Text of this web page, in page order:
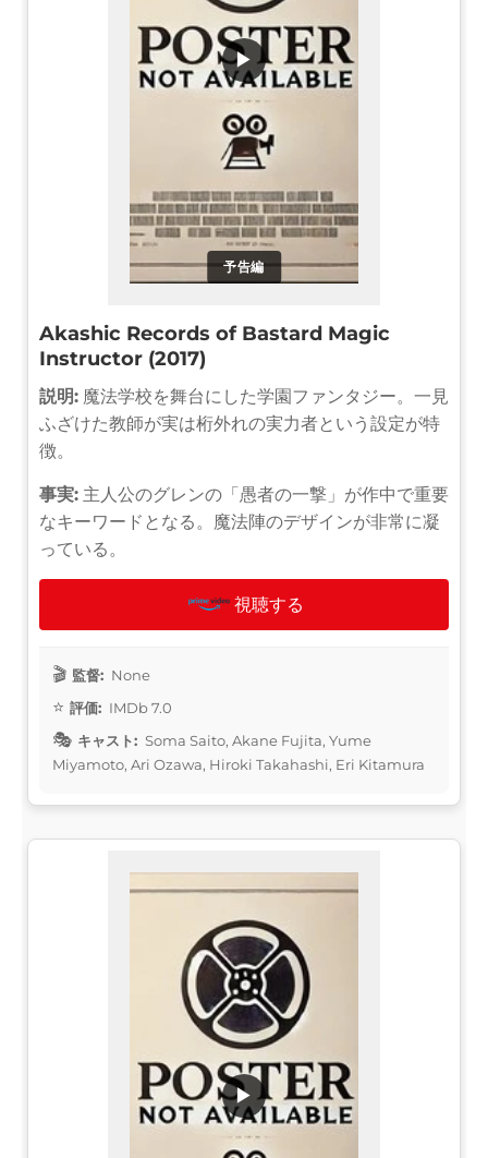
予告編
▶
Akashic Records of Bastard Magic
Instructor (2017)
説明: 魔法学校を舞台にした学園ファンタジー。一見
ふざけた教師が実は桁外れの実力者という設定が特
徴。
事実: 主人公のグレンの「愚者の一撃」が作中で重要
なキーワードとなる。魔法陣のデザインが非常に凝
っている。
視聴する
監督: None
評価: IMDb 7.0
キャスト: Soma Saito, Akane Fujita, Yume
Miyamoto, Ari Ozawa, Hiroki Takahashi, Eri Kitamura
▶